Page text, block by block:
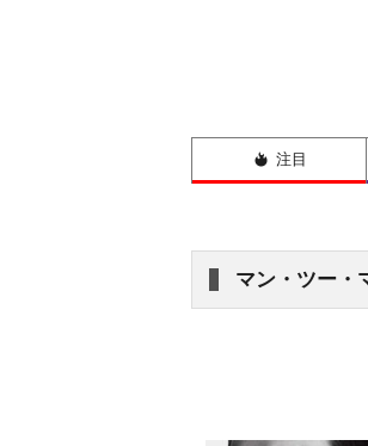
注目
マン・ツー・